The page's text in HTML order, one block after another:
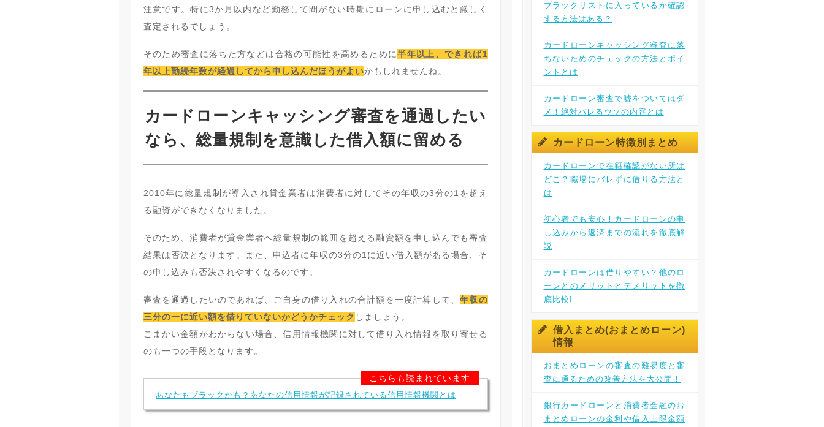
注意です。特に3か月以内など勤務して間がない時期にローンに申し込むと厳しく
査定されるでしょう。
そのため審査に落ちた方などは合格の可能性を高めるために半年以上、できれば1
年以上勤続年数が経過してから申し込んだほうがよいかもしれませんね。
カードローンキャッシング審査を通過したい
なら、総量規制を意識した借入額に留める
2010年に総量規制が導入され貸金業者は消費者に対してその年収の3分の1を超え
る融資ができなくなりました。
そのため、消費者が貸金業者へ総量規制の範囲を超える融資額を申し込んでも審査
結果は否決となります。また、申込者に年収の3分の1に近い借入額がある場合、そ
の申し込みも否決されやすくなるのです。
審査を通過したいのであれば、ご自身の借り入れの合計額を一度計算して、年収の
三分の一に近い額を借りていないかどうかチェック しましょう。
こまかい金額がわからない場合、信用情報機関に対して借り入れ情報を取り寄せる
のも一つの手段となります。
こちらも読まれています
あなたもブラックかも？あなたの信用情報が記録されている信用情報機関とは
ブラックリストに入っているか確認
する方法はある？
カードローンキャッシング審査に落
ちないためのチェックの方法とポイ
ントとは
カードローン審査で嘘をついてはダ
メ！絶対バレるウソの内容とは
カードローン特徴別まとめ
カードローンで在籍確認がない所は
どこ？職場にバレずに借りる方法と
は
初心者でも安心！カードローンの申
し込みから返済までの流れを徹底解
説
カードローンは借りやすい？他のロ
ーンとのメリットとデメリットを徹
底比較!
借入まとめ(おまとめローン)
情報
おまとめローンの審査の難易度と審
査に通るための改善方法を大公開！
銀行カードローンと消費者金融のお
まとめローンの金利や借入上限金額